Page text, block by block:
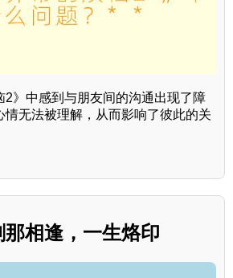
2》中感到与朋友间的沟通出现了障
情无法被理解，从而影响了彼此的关
相逢，一生烙印